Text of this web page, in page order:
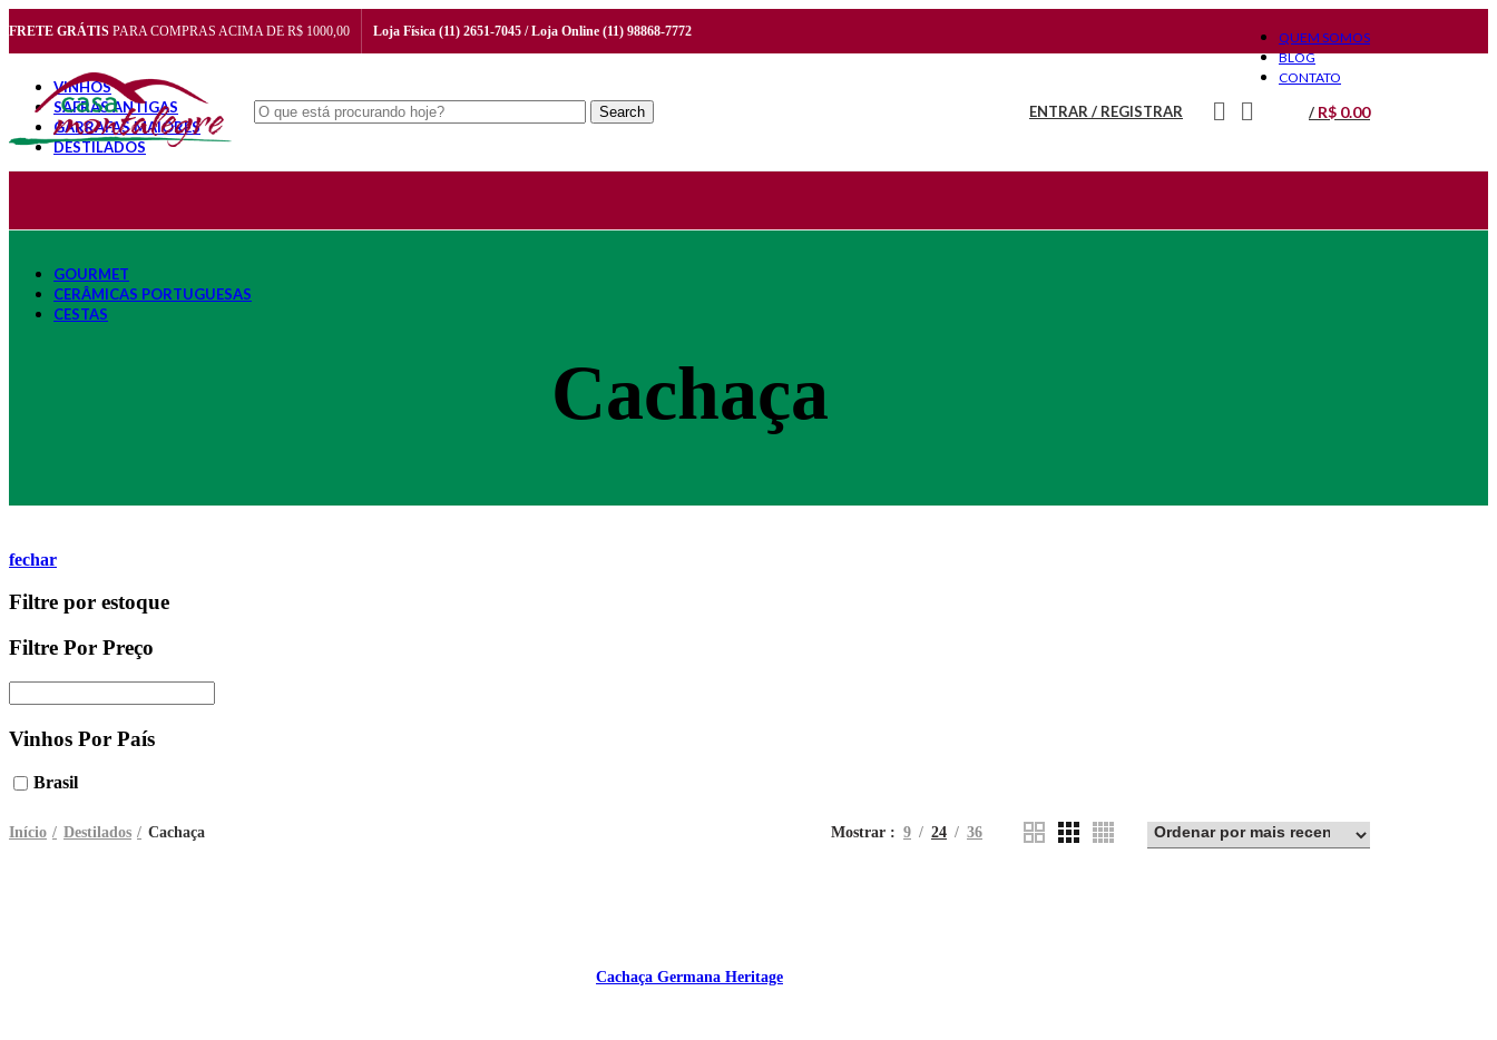
FRETE GRÁTIS PARA COMPRAS ACIMA DE R$ 1000,00 Loja Física (11) 2651-7045 / Loja Online (11) 98868-7772
QUEM SOMOS
BLOG
CONTATO
Search ENTRAR / REGISTRAR / R$ 0.00
VINHOS
SAFRAS ANTIGAS
GARRAFAS MAIORES
DESTILADOS
Aguardente
Vermouth
GOURMET
CERÂMICAS PORTUGUESAS
CESTAS
Cachaça
fechar
Filtre por estoque
Filtre Por Preço
Vinhos Por País
Brasil
Início Destilados Cachaça Mostrar 9 24 36
Cachaça Germana Heritage